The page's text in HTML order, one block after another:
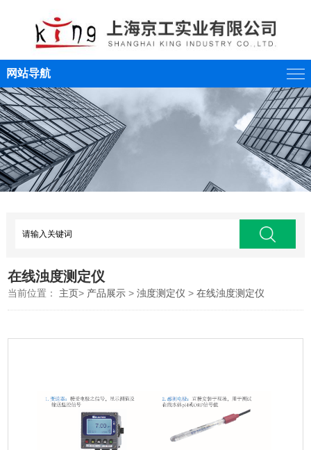
网站导航
在线浊度测定仪
当前位置： 主页> 产品展示 >浊度测定仪 >在线浊度测定仪